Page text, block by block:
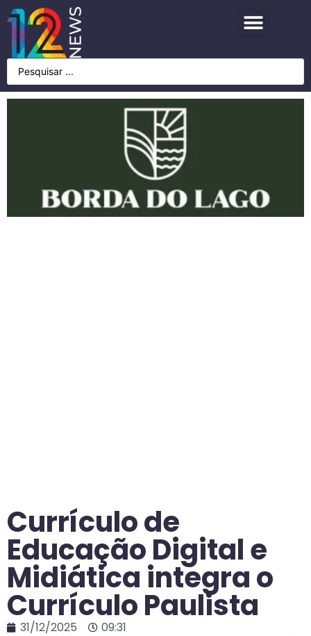
Currículo de
Educação Digital e
Midiática integra o
Currículo Paulista
31/12/2025 09:31